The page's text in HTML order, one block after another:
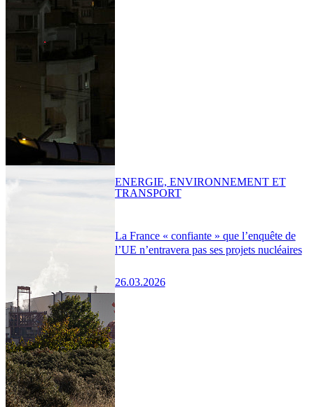
La France « confiante » que l’enquête de
l’UE n’entravera pas ses projets nucléaires
26.03.2026
ENERGIE, ENVIRONNEMENT ET
TRANSPORT